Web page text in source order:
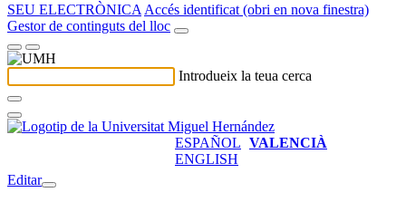
SEU ELECTRÒNICA Accés identificat (obri en nova finestra)
Gestor de continguts del lloc
Introdueix la teua cerca
ESPAÑOL VALENCIÀ
ENGLISH
Editar